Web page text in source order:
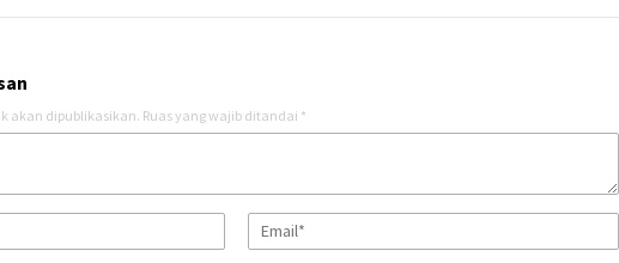
akan dipublikasikan. Ruas yang wajib ditandai *